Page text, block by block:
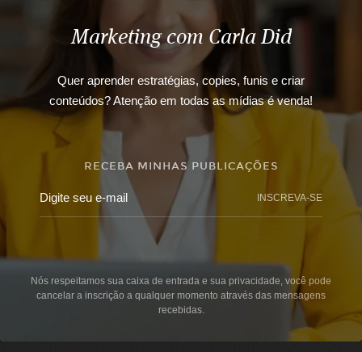
Marketing com Carla Did
Quer aprender estratégias, copies, funis e criar
conteúdos? Atenção em todas as mídias é venda!
RECEBA MINHAS PUBLICAÇÕES
INSCREVA-SE
Nós respeitamos sua caixa de entrada e sua privacidade, você pode
cancelar a inscrição a qualquer momento através das mensagens
recebidas.